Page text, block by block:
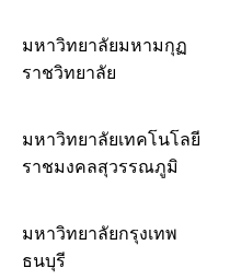
มหาวิทยาลัยมหามกุฏ
ราชวิทยาลัย
มหาวิทยาลัยเทคโนโลยี
ราชมงคลสุวรรณภูมิ
มหาวิทยาลัยกรุงเทพ
ธนบุรี